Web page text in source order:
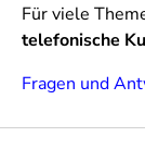
Für viele
telefonische
Fragen und